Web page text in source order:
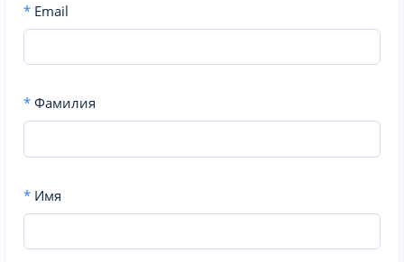
* Email
* Фамилия
* Имя